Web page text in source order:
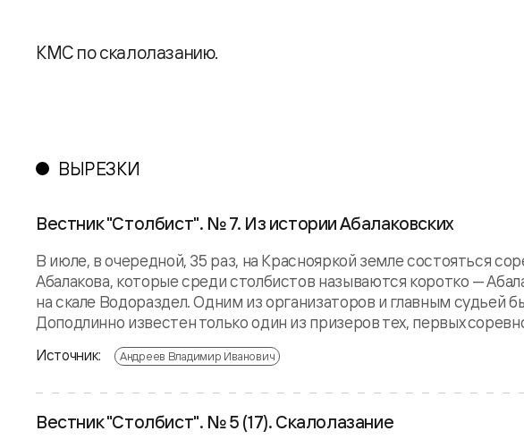
КМС по скалолазанию.
ВЫРЕЗКИ
Вестник "Столбист". № 7. Из истории Абалаковских
В июле, в очередной, 35 раз, на Краснояркой земле состояться
Абалакова, которые среди столбистов называются коротко —
на скале Водораздел. Одним из организаторов и главным судьей
Доподлинно известен только один из призеров тех, первых
Источник: Андреев Владимир Иванович
Вестник "Столбист". № 5 (17). Скалолазание